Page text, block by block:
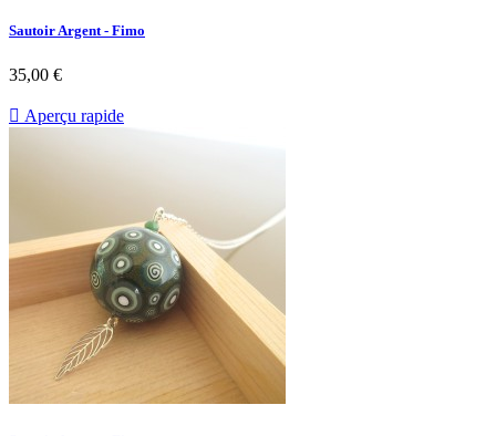
Sautoir Argent - Fimo
35,00 €
 Aperçu rapide